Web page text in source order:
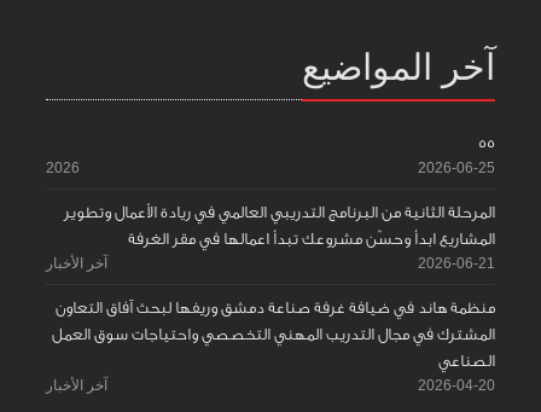
آخر المواضيع
55
2026-06-25
2026
المرحلة الثانية من البرنامج التدريبي العالمي في ريادة الأعمال وتطوير
المشاريع ابدأ وحسّن مشروعك تبدأ اعمالها في مقر الغرفة
2026-06-21 آخر الأخبار
منظمة هاند في ضيافة غرفة صناعة دمشق وريفها لبحث آفاق التعاون
المشترك في مجال التدريب المهني التخصصي واحتياجات سوق العمل
الصناعي
2026-04-20 آخر الأخبار